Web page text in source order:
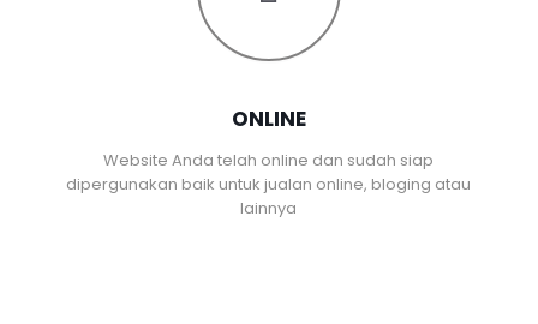
ONLINE
Website Anda telah online dan sudah siap
dipergunakan baik untuk jualan online, bloging atau
lainnya